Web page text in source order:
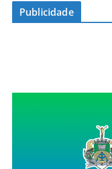
Publicidade